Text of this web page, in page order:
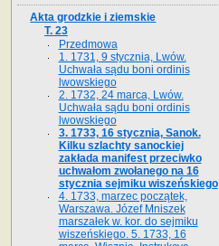
Akta grodzkie i ziemskie
T. 23
Przedmowa
1. 1731, 9 stycznia, Lwów.
Uchwała sądu boni ordinis
lwowskiego
2. 1732, 24 marca, Lwów.
Uchwała sądu boni ordinis
lwowskiego
3. 1733, 16 stycznia, Sanok.
Kilku szlachty sanockiej
zakłada manifest przeciwko
uchwałom zwołanego na 16
stycz­nia sejmiku wiszeńskiego
4. 1733, marzec początek,
Warszawa. Józef Mniszek
marszałek w. kor. do sejmiku
wiszeńskiego. 5. 1733, 16